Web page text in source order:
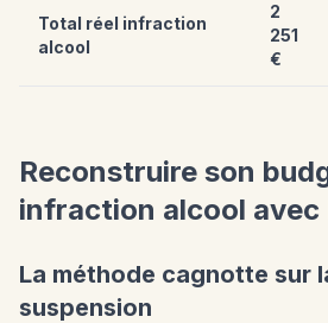
Total réel infraction
alcool
2
251
€
Reconstruire son
infraction alcool avec
La méthode cagnotte sur
suspension